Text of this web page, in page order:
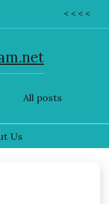
< < < <
All posts
Us